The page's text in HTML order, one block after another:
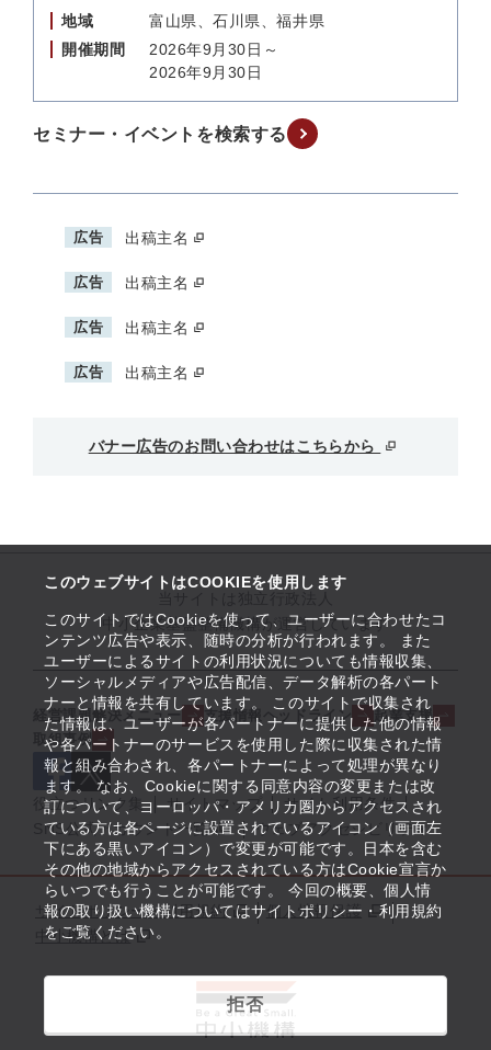
このウェブサイトはCOOKIEを使用します
このサイトではCookieを使って、ユーザーに合わせたコ
ンテンツ広告や表示、随時の分析が行われます。 また
ユーザーによるサイトの利用状況についても情報収集、
ソーシャルメディアや広告配信、データ解析の各パート
ナーと情報を共有しています。 このサイトで収集され
た情報は、ユーザーが各パートナーに提供した他の情報
や各パートナーのサービスを使用した際に収集された情
報と組み合わされ、各パートナーによって処理が異なり
ます。 なお、Cookieに関する同意内容の変更または改
訂について、ヨーロッパ・アメリカ圏からアクセスされ
ている方は各ページに設置されているアイコン（画面左
下にある黒いアイコン）で変更が可能です。日本を含む
その他の地域からアクセスされている方はCookie宣言か
らいつでも行うことが可能です。 今回の概要、個人情
報の取り扱い機構についてはサイトポリシー・利用規約
をご覧ください。
拒否
地域
富山県、石川県、福井県
開催期間
2026年9月30日～
2026年9月30日
セミナー・イベントを検索する
広告 出稿主名
広告 出稿主名
広告 出稿主名
広告 出稿主名
バナー広告のお問い合わせはこちらから
中小企業基盤整備機構が運営しています
経営課題解決メニュー 支援情報ヘッドライン
起業支援
取組事例
役立つリンク集 サイトマップ
サイト利用条件
SNS公式アカウント一覧
ウェブアクセシビリティ
サイトポリシー・利用規約
個人情報保護
中小機構とは